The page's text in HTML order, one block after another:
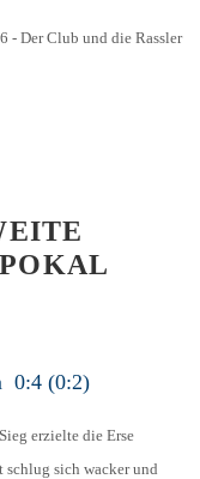
0:4 (0:2)
erzielte die Erse
sich wacker und